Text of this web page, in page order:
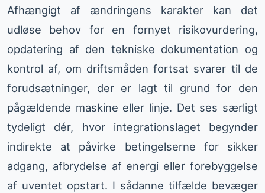
Afhængigt af ændringens karakter kan det
udløse behov for en fornyet risikovurdering,
opdatering af den tekniske dokumentation og
kontrol af, om driftsmåden fortsat svarer til de
forudsætninger, der er lagt til grund for den
pågældende maskine eller linje. Det ses særligt
tydeligt dér, hvor integrationslaget begynder
indirekte at påvirke betingelserne for sikker
adgang, afbrydelse af energi eller forebyggelse
af uventet opstart. I sådanne tilfælde bevæger